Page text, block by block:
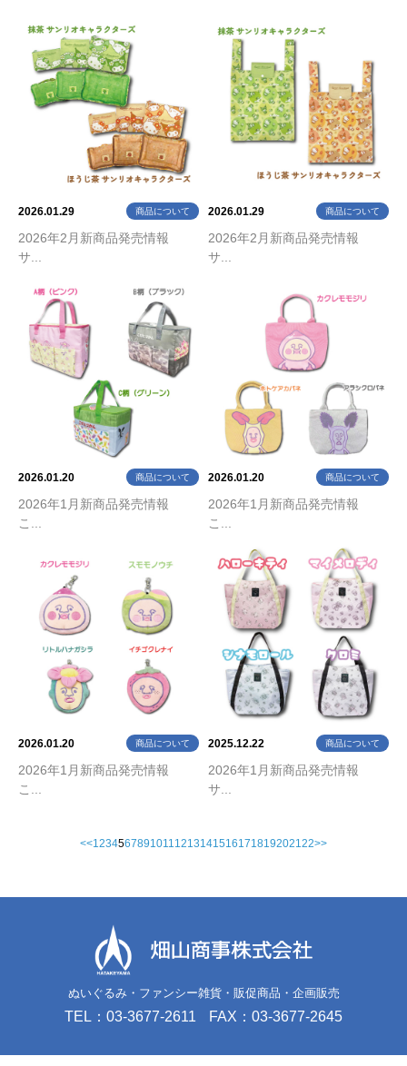
2026.01.29 商品について
2026年2月新商品発売情報
サ...
2026.01.29 商品について
2026年2月新商品発売情報
サ...
2026.01.20 商品について
2026年1月新商品発売情報
こ...
2026.01.20 商品について
2026年1月新商品発売情報
こ...
2026.01.20 商品について
2026年1月新商品発売情報
こ...
2025.12.22 商品について
2026年1月新商品発売情報
サ...
<<12345678910111213141516171819202122>>
ぬいぐるみ・ファンシー雑貨・販促商品・企画販売
TEL：03-3677-2611 FAX：03-3677-2645